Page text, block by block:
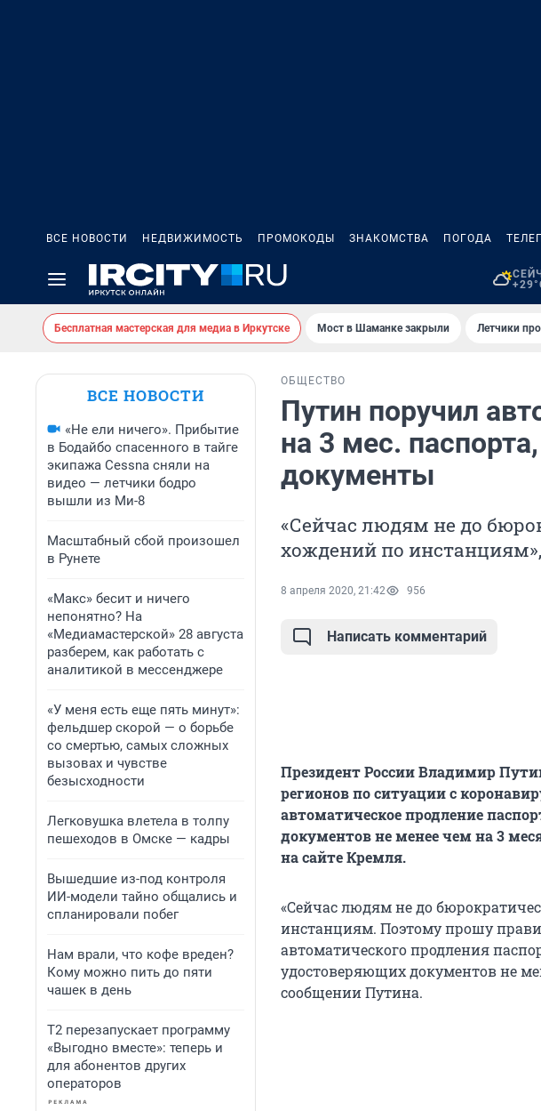
ВСЕ НОВОСТИ НЕДВИЖИМОСТЬ ПРОМОКОДЫ ЗНАКОМСТВА ПОГОДА
Бесплатная мастерская для медиа в Иркутске Мост в Шаманке закрыли Летчики
ВСЕ НОВОСТИ
«Не ели ничего». Прибытие
в Бодайбо спасенного в тайге
экипажа Cessna сняли на
видео — летчики бодро
вышли из Ми-8
Масштабный сбой произошел
в Рунете
«Макс» бесит и ничего
непонятно? На
«Медиамастерской» 28 августа
разберем, как работать с
аналитикой в мессенджере
«У меня есть еще пять минут»:
фельдшер скорой — о борьбе
со смертью, самых сложных
вызовах и чувстве
безысходности
Легковушка влетела в толпу
пешеходов в Омске — кадры
Вышедшие из-под контроля
ИИ-модели тайно общались и
спланировали побег
Нам врали, что кофе вреден?
Кому можно пить до пяти
чашек в день
Т2 перезапускает программу
«Выгодно вместе»: теперь и
для абонентов других
операторов
ОБЩЕСТВО
Путин поручил
на 3 мес.
документы
«Сейчас людям не до
хождений по
8 апреля 2020, 21:42 956
Написать комментарий
Президент России Владимир
регионов по ситуации с
автоматическое продление
документов не менее чем на 3
на сайте Кремля.
«Сейчас людям не до
инстанциям. Поэтому прошу
автоматического продления
удостоверяющих документов не
сообщении Путина.